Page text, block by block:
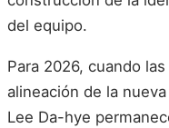
del equipo.
Para 2026, cuando
alineación de la
Lee Da-hye